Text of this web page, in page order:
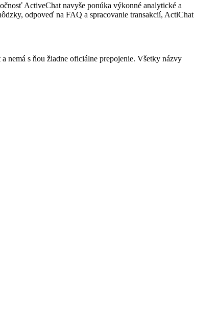
ActiveChat navyše ponúka výkonné analytické a
odpoveď na FAQ a spracovanie transakcií, ActiChat
nemá s ňou žiadne oficiálne prepojenie. Všetky názvy